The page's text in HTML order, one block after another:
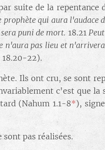
suite de la repentance
prophète qui aura l'audace
puni de mort.18.21
n'aura pas lieu et
22).
Ils ont cru, se sont
c'est que la
(Nahum 1.1-8*),
sont pas réalisées.